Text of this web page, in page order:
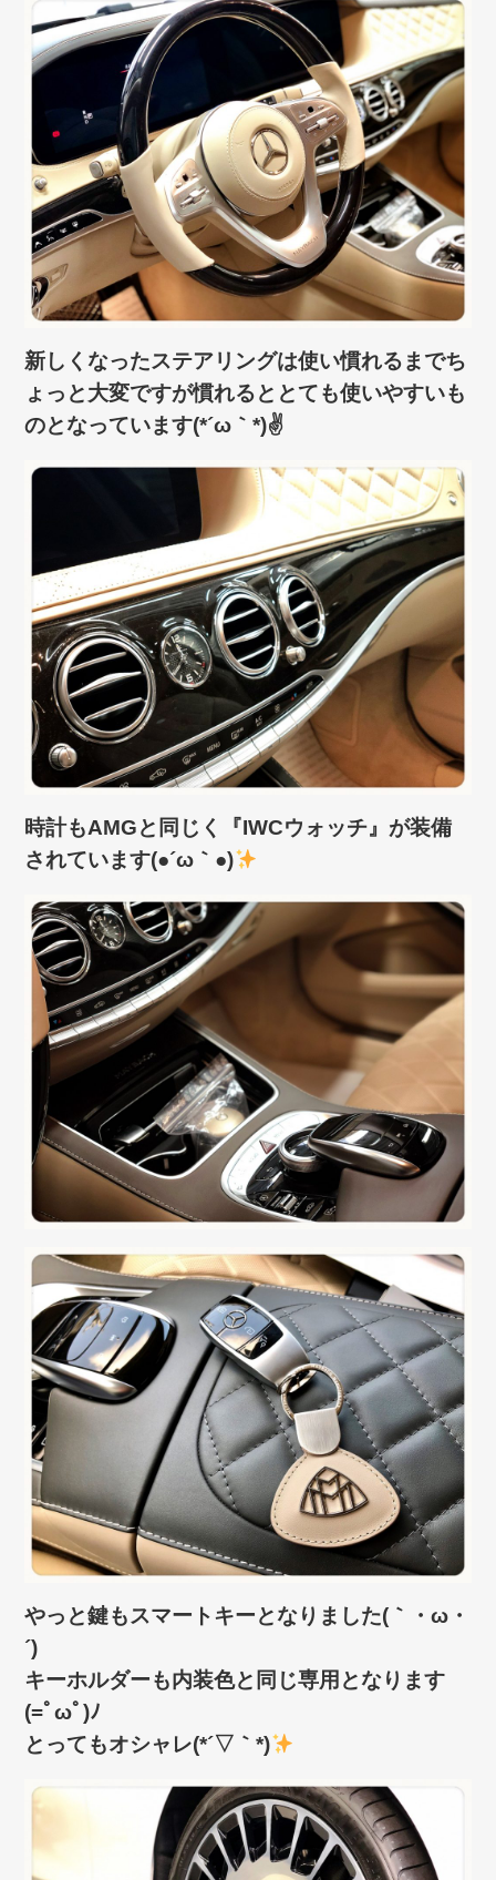
新しくなったステアリングは使い慣れるまでち
ょっと大変ですが慣れるととても使いやすいも
のとなっています(*´ω｀*)✌
時計もAMGと同じく『IWCウォッチ』が装備
されています(●´ω｀●)
やっと鍵もスマートキーとなりました(｀・ω・
´)ゞ
キーホルダーも内装色と同じ専用となります
(=ﾟωﾟ)ﾉ
とってもオシャレ(*´▽｀*)